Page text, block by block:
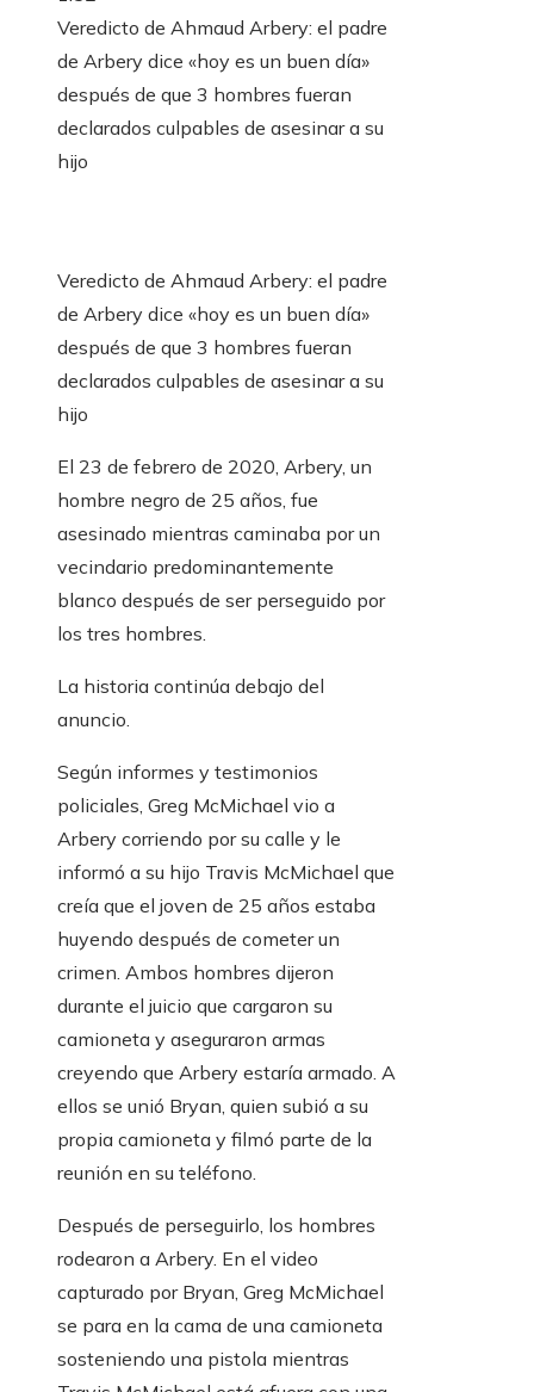
Veredicto de Ahmaud Arbery: el padre
de Arbery dice «hoy es un buen día»
después de que 3 hombres fueran
declarados culpables de asesinar a su
hijo
Veredicto de Ahmaud Arbery: el padre
de Arbery dice «hoy es un buen día»
después de que 3 hombres fueran
declarados culpables de asesinar a su
hijo
El 23 de febrero de 2020, Arbery, un
hombre negro de 25 años, fue
asesinado mientras caminaba por un
vecindario predominantemente
blanco después de ser perseguido por
los tres hombres.
La historia continúa debajo del
anuncio.
Según informes y testimonios
policiales, Greg McMichael vio a
Arbery corriendo por su calle y le
informó a su hijo Travis McMichael que
creía que el joven de 25 años estaba
huyendo después de cometer un
crimen. Ambos hombres dijeron
durante el juicio que cargaron su
camioneta y aseguraron armas
creyendo que Arbery estaría armado. A
ellos se unió Bryan, quien subió a su
propia camioneta y filmó parte de la
reunión en su teléfono.
Después de perseguirlo, los hombres
rodearon a Arbery. En el video
capturado por Bryan, Greg McMichael
se para en la cama de una camioneta
sosteniendo una pistola mientras